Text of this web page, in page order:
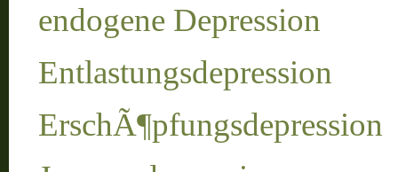
endogene Depression
Entlastungsdepression
ErschÃ¶pfungsdepression